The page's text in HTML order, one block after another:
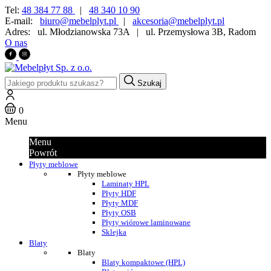
Tel: 48 384 77 88 | 48 340 10 90
E-mail: biuro@mebelplyt.pl | akcesoria@mebelplyt.pl
Adres: ul. Młodzianowska 73A | ul. Przemysłowa 3B, Radom
O nas
Szukaj
0
Menu
Menu
Powrót
Płyty meblowe
Płyty meblowe
Laminaty HPL
Płyty HDF
Płyty MDF
Płyty OSB
Płyty wiórowe laminowane
Sklejka
Blaty
Blaty
Blaty kompaktowe (HPL)